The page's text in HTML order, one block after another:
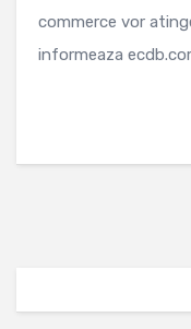
commerce vor
informeaza